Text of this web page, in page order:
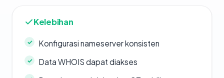
Kelebihan
Konfigurasi nameserver konsisten
Data WHOIS dapat diakses